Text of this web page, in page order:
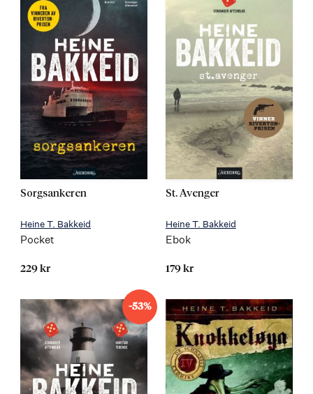
Sorgsankeren
Heine T. Bakkeid
Pocket
229 kr
St. Avenger
Heine T. Bakkeid
Ebok
179 kr
-53%